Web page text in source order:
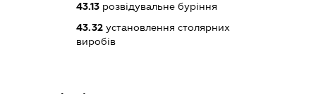
43.13 розвідувальне буріння
43.32 установлення столярних
виробів